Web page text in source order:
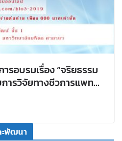
รอบรมเรื่อง “จริยธรรม
ารวิจัยทางชีวการแพทย์”
ะพัฒนา